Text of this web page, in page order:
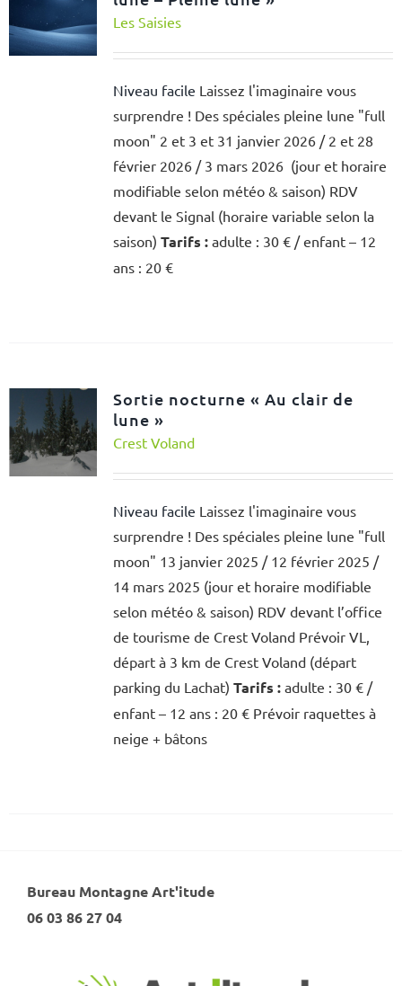
Les Saisies
Niveau facile Laissez l'imaginaire vous
surprendre ! Des spéciales pleine lune "full
moon" 2 et 3 et 31 janvier 2026 / 2 et 28
février 2026 / 3 mars 2026 (jour et horaire
modifiable selon météo & saison) RDV
devant le Signal (horaire variable selon la
saison) Tarifs :adulte : 30 € / enfant – 12
ans : 20 €
Sortie nocturne « Au clair de
lune »
Crest Voland
Niveau facile Laissez l'imaginaire vous
surprendre ! Des spéciales pleine lune "full
moon" 13 janvier 2025 / 12 février 2025 /
14 mars 2025 (jour et horaire modifiable
selon météo & saison) RDV devant l’office
de tourisme de Crest Voland Prévoir VL,
départ à 3 km de Crest Voland (départ
parking du Lachat) Tarifs :adulte : 30 € /
enfant – 12 ans : 20 € Prévoir raquettes à
neige + bâtons
Bureau Montagne Art'itude
06 03 86 27 04